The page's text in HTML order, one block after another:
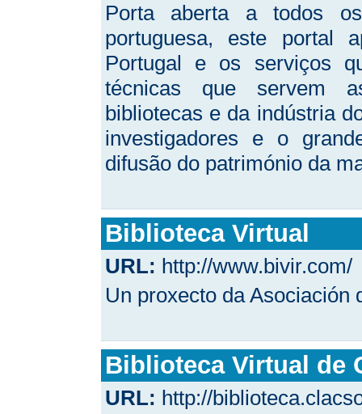
Porta aberta a todos
portuguesa, este portal
Portugal e os serviços
técnicas que servem
bibliotecas e da indústria
investigadores e o
difusão do património da
Biblioteca Virtual
URL: http://www.bivir.com/
Un proxecto da Asociación
Biblioteca Virtual de
URL: http://